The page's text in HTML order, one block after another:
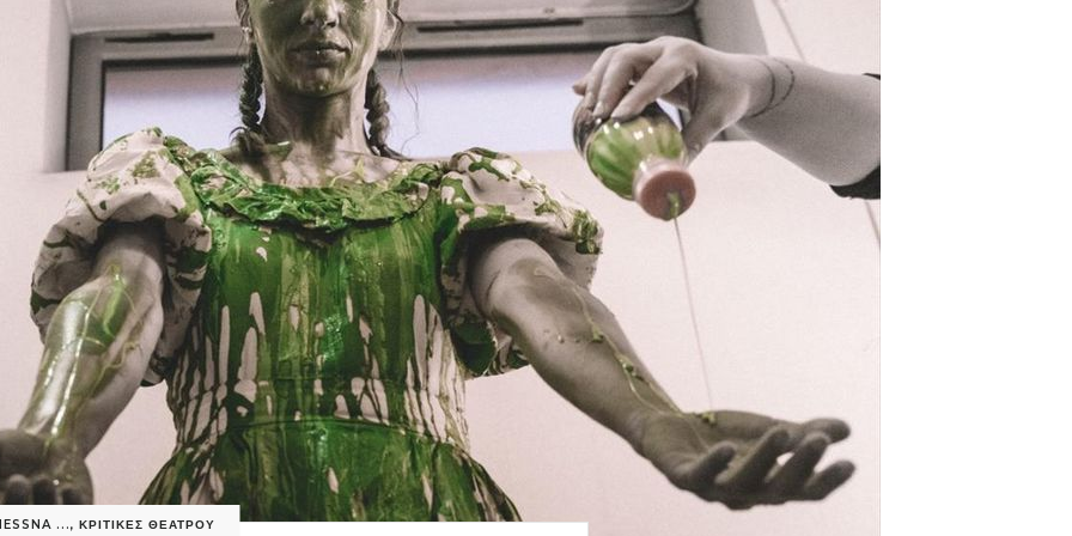
...,ΚΡΙΤΙΚΕΣ ΘΕΑΤΡΟΥ